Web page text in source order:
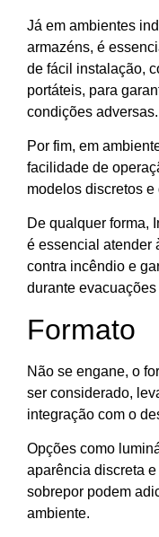
Já em ambientes
armazéns, é
de fácil instalação,
portáteis, para
condições adversas.
Por fim, em
facilidade de
modelos discretos
De qualquer forma,
é essencial atender
contra incêndio e
durante
Formato
Não se engane, o
ser considerado,
integração com o
Opções como
aparência discreta
sobrepor podem
ambiente.